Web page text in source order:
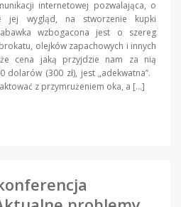
internetowej pozwalająca, o
jej wygląd, na stworzenie kupki
wzbogacona jest o szereg
olejków zapachowych i innych
cena jaką przyjdzie nam za nią
dolarów (300 zł), jest „adekwatna”.
z przymrużeniem oka, a […]